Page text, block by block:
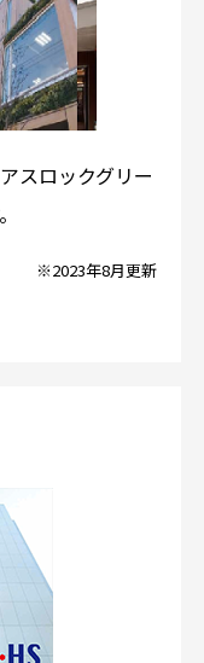
スロックグリー
※2023年8月更新